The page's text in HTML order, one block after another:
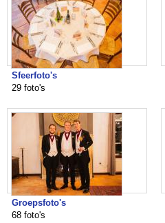
Sfeerfoto's
29 foto's
Groepsfoto's
68 foto's